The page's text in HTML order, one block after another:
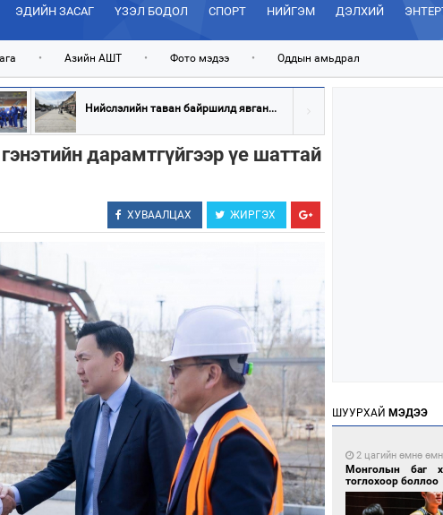
ЭДИЙН ЗАСАГ ҮЗЭЛ БОДОЛ СПОРТ НИЙГЭМ ДЭЛХИЙ
• Азийн АШТ • Фото мэдээ • Оддын амьдрал
Нийслэлийн таван байршилд явган...
дарамтгүйгээр үе шаттай
ХУВААЛЦАХ ЖИРГЭХ
ШУУРХАЙ МЭДЭЭ
2 цагийн өмнө
Монголын баг
тоглохоор боллоо